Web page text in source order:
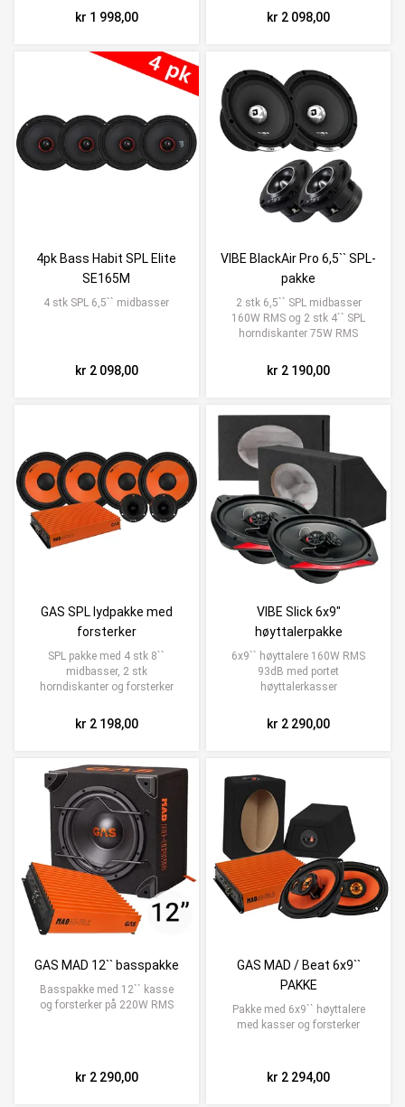
kr 1 998,00 kr 2 098,00
4pk Bass Habit SPL Elite
SE165M
4 stk SPL 6,5`` midbasser
kr 2 098,00
VIBE BlackAir Pro 6,5`` SPL-
pakke
2 stk 6,5`` SPL midbasser
160W RMS og 2 stk 4`` SPL
horndiskanter 75W RMS
kr 2 190,00
GAS SPL lydpakke med
forsterker
SPL pakke med 4 stk 8``
midbasser, 2 stk
horndiskanter og forsterker
kr 2 198,00
VIBE Slick 6x9"
høyttalerpakke
6x9`` høyttalere 160W RMS
93dB med portet
høyttalerkasser
kr 2 290,00
GAS MAD 12`` basspakke
Basspakke med 12`` kasse
og forsterker på 220W RMS
kr 2 290,00
GAS MAD / Beat 6x9``
PAKKE
Pakke med 6x9`` høyttalere
med kasser og forsterker
kr 2 294,00